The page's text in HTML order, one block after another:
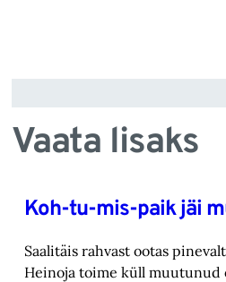
Vaata lisaks
Koh-tu-mis-paik jäi
Saalitäis rahvast ootas
Heinoja toime küll muutunud